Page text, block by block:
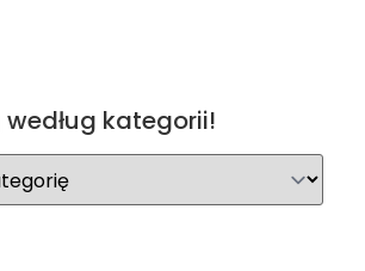
kategorii!